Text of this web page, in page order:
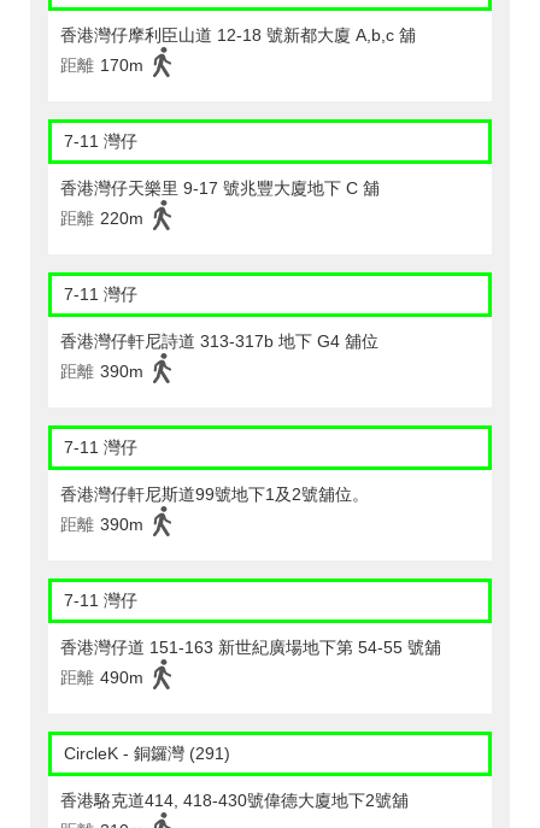
香港灣仔摩利臣山道 12-18 號新都大廈 A,b,c 舖
距離 170m
7-11 灣仔
香港灣仔天樂里 9-17 號兆豐大廈地下 C 舖
距離 220m
7-11 灣仔
香港灣仔軒尼詩道 313-317b 地下 G4 舖位
距離 390m
7-11 灣仔
香港灣仔軒尼斯道99號地下1及2號舖位。
距離 390m
7-11 灣仔
香港灣仔道 151-163 新世紀廣場地下第 54-55 號舖
距離 490m
CircleK - 銅鑼灣 (291)
香港駱克道414, 418-430號偉德大廈地下2號舖